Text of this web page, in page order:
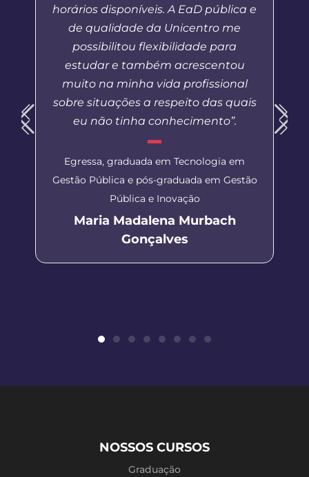
horários disponíveis. A EaD pública e
de qualidade da Unicentro me
possibilitou flexibilidade para
estudar e também acrescentou
muito na minha vida profissional
sobre situações a respeito das quais
eu não tinha conhecimento”.
Egressa, graduada em Tecnologia em
Gestão Pública e pós-graduada em Gestão
Pública e Inovação
Maria Madalena Murbach
Gonçalves
NOSSOS CURSOS
Graduação